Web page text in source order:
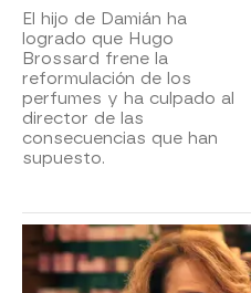
El hijo de Damián ha
logrado que Hugo
Brossard frene la
reformulación de los
perfumes y ha culpado al
director de las
consecuencias que han
supuesto.